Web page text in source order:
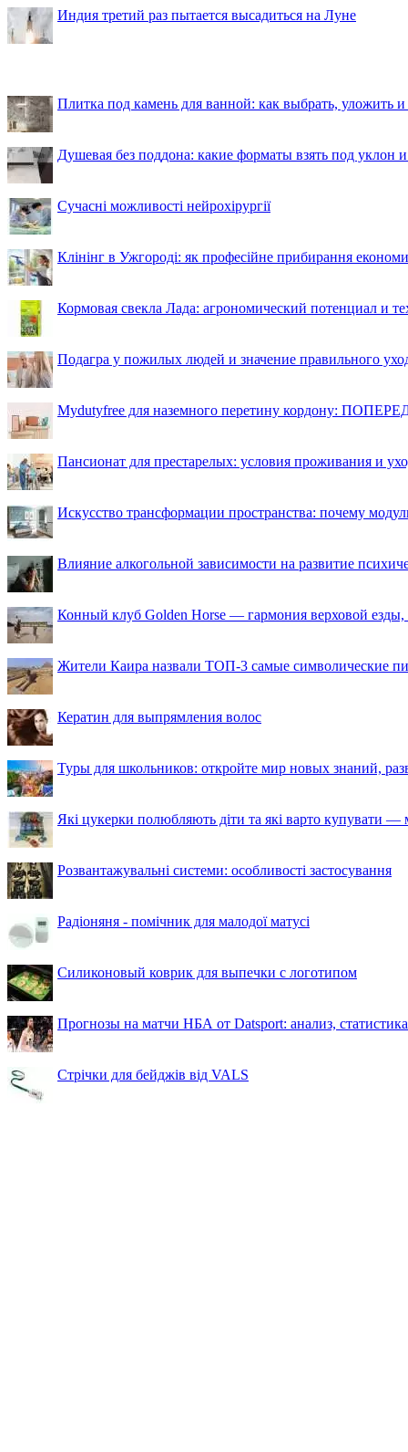
Индия третий раз пытается высадиться на Луне
Плитка под камень для ванной: как выбрать, уложить
Душевая без поддона: какие форматы взять под уклон
Сучасні можливості нейрохірургії
Клінінг в Ужгороді: як професійне прибирання
Кормовая свекла Лада: агрономический потенциал и
Подагра у пожилых людей и значение правильного
Mydutyfree для наземного перетину кордону:
Пансионат для престарелых: условия проживания и
Искусство трансформации пространства: почему
Влияние алкогольной зависимости на развитие
Конный клуб Golden Horse — гармония верховой езды,
Жители Каира назвали ТОП-3 самые символические
Кератин для выпрямления волос
Туры для школьников: откройте мир новых знаний,
Які цукерки полюбляють діти та які варто купувати —
Розвантажувальні системи: особливості застосування
Радіоняня - помічник для малодої матусі
Силиконовый коврик для выпечки с логотипом
Прогнозы на матчи НБА от Datsport: анализ,
Стрічки для бейджів від VALS